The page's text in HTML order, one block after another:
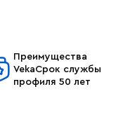
Преимущества
VekaСрок службы
профиля 50 лет